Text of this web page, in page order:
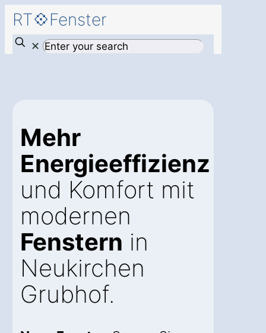
RT💠Fenster
✕
Mehr
Energieeffizienz
und Komfort mit
modernen
Fenstern in
Neukirchen
Grubhof.